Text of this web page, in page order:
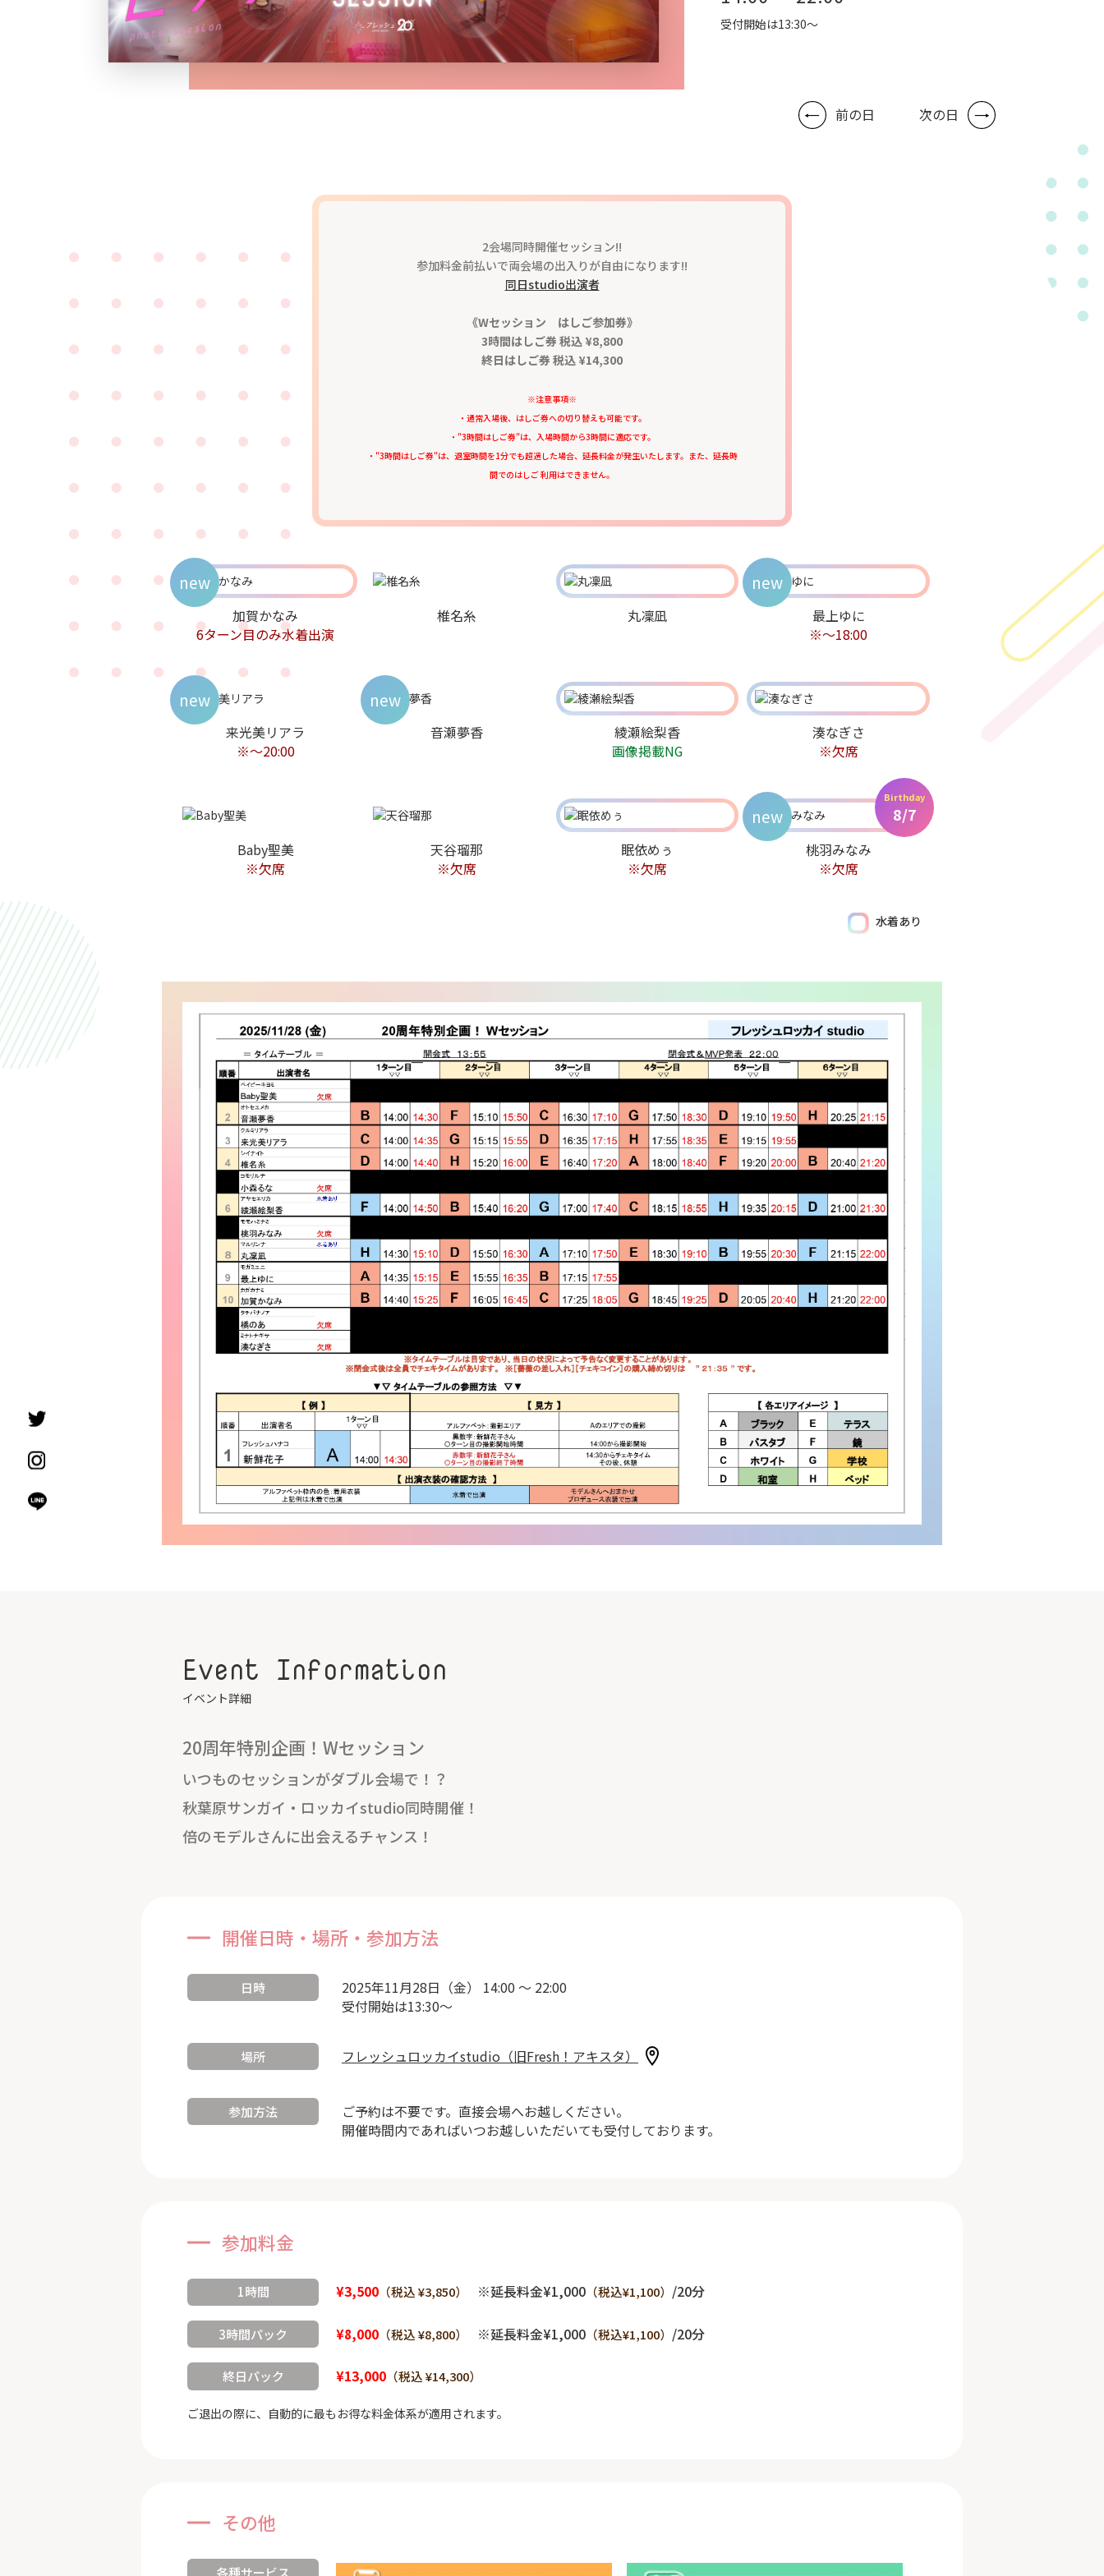
受付開始は13:30～
前の日 次の日
2会場同時開催セッション!!
参加料金前払いで両会場の出入りが自由になります!!
同日studio出演者
《Wセッション はしご参加券》
3時間はしご券 税込 ¥8,800
終日はしご券 税込 ¥14,300
※注意事項※
・通常入場後、はしご券への切り替えも可能です。
・"3時間はしご券"は、入場時間から3時間に適応です。
・"3時間はしご券"は、退室時間を1分でも超過した場合、延長料金が発生いたします。また、延長時
間でのはしご 利用はできません。
加賀かなみ
6ターン目のみ水着出演
new
椎名糸 丸凜凪
最上ゆに
※〜18:00
new
Birthday
8/7
来光美リアラ
※〜20:00
new
音瀬夢香
new
綾瀬絵梨香
画像掲載NG
湊なぎさ
※欠席
Baby聖美
※欠席
天谷瑠那
※欠席
眠依めぅ
※欠席
桃羽みなみ
※欠席
new
水着あり
Event Information
イベント詳細
20周年特別企画！Wセッション
いつものセッションがダブル会場で！？
秋葉原サンガイ・ロッカイstudio同時開催！
倍のモデルさんに出会えるチャンス！
開催日時・場所・参加方法
日時
2025年11月28日（金） 14:00 ～ 22:00
受付開始は13:30～
場所 フレッシュロッカイstudio（旧Fresh！アキスタ）
参加方法
ご予約は不要です。直接会場へお越しください。
開催時間内であればいつお越しいただいても受付しております。
参加料金
1時間 ¥3,500 （税込 ¥3,850） ※延長料金¥1,000 （税込¥1,100） /20分
3時間パック ¥8,000 （税込 ¥8,800） ※延長料金¥1,000 （税込¥1,100） /20分
終日パック ¥13,000 （税込 ¥14,300）
ご退出の際に、自動的に最もお得な料金体系が適用されます。
その他
各種サービス